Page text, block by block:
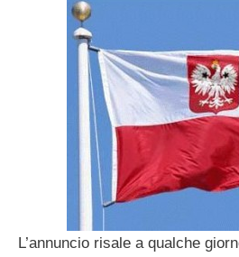
L’annuncio risale a qualche